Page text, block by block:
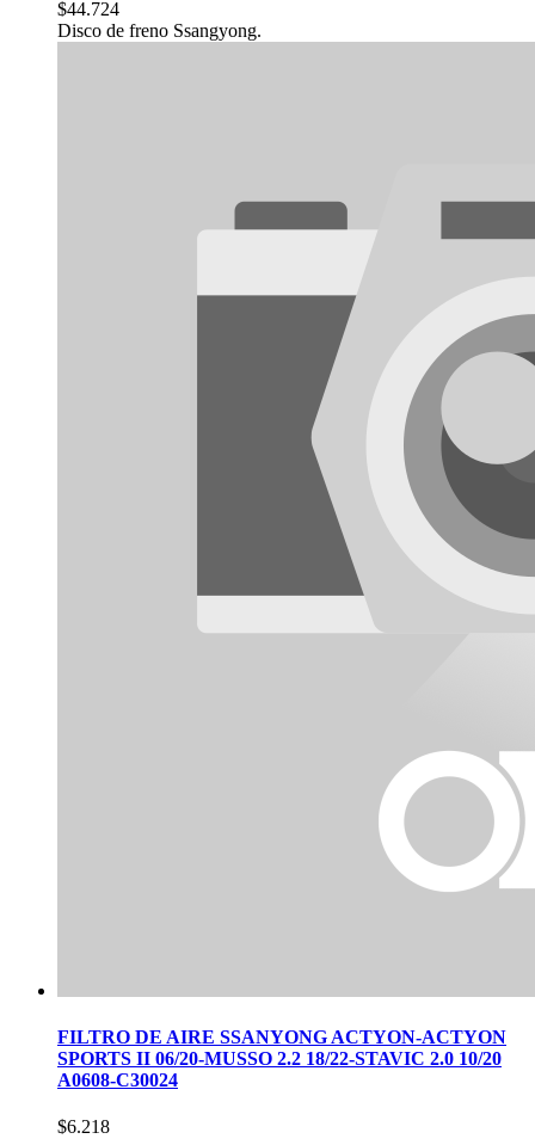
$44.724
Disco de freno Ssangyong.
FILTRO DE AIRE SSANYONG ACTYON-ACTYON
SPORTS II 06/20-MUSSO 2.2 18/22-STAVIC 2.0 10/20
A0608-C30024
$6.218